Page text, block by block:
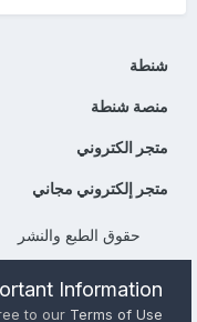
شنطة
منصة شنطة
متجر الكتروني
متجر إلكتروني مجاني
حقوق الطبع والنشر
Information
to ourTerms of Use